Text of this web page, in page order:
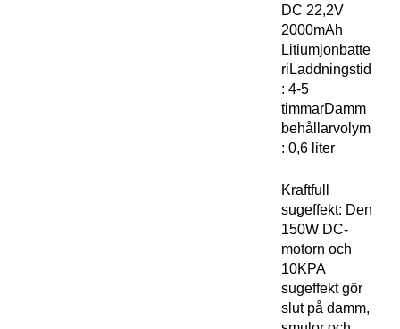
DC 22,2V
2000mAh
Litiumjonbatte
riLaddningstid
: 4-5
timmarDamm
behållarvolym
: 0,6 liter
Kraftfull
sugeffekt: Den
150W DC-
motorn och
10KPA
sugeffekt gör
slut på damm,